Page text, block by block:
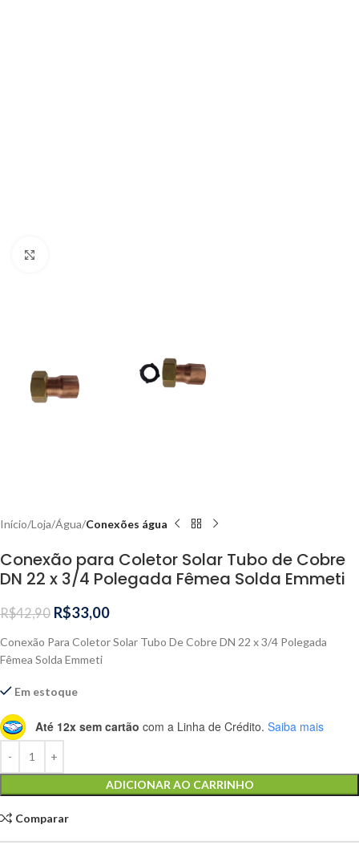
Início Loja Água Conexões água
Conexão para Coletor Solar Tubo de Cobre
DN 22 x 3/4 Polegada Fêmea Solda Emmeti
R$42,90 R$33,00
Conexão Para Coletor Solar Tubo De Cobre DN 22 x 3/4 Polegada
Fêmea Solda Emmeti
Em estoque
Até 12x sem cartão com a Linha de Crédito. Saiba mais
ADICIONAR AO CARRINHO
Comparar